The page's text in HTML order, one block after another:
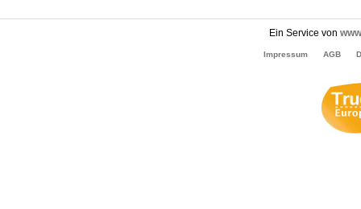
Ein Service von
Impressum AGB